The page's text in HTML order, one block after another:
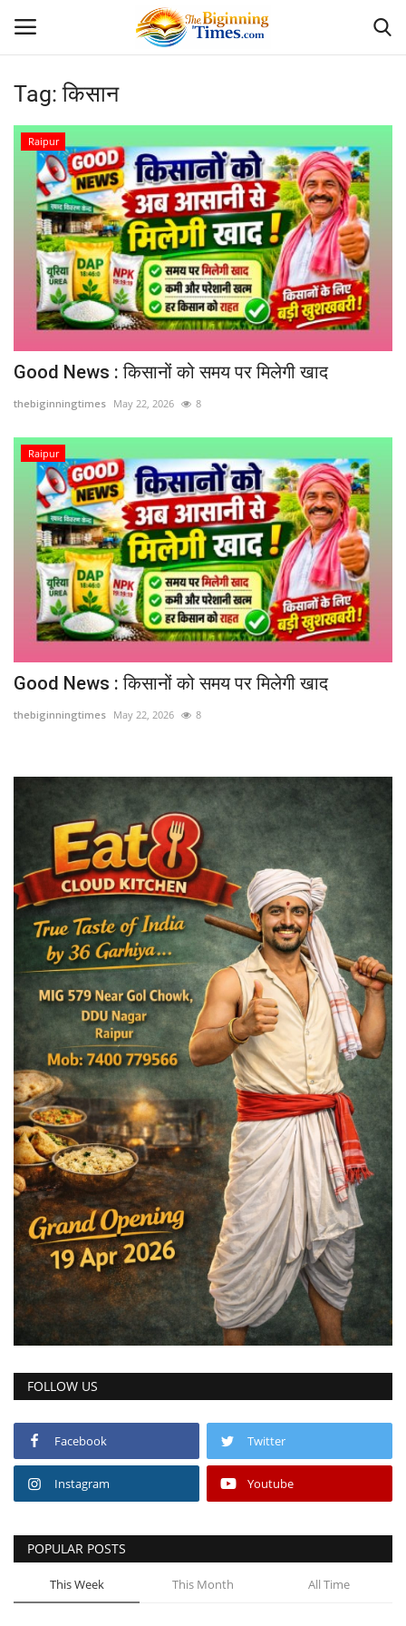
Login
Home
अपराध
Contact
दैनिक पंचांग
दैनिक राशिफल
विदेश
छत्तीसगढ़
राजनीति
बिजनेस
ज्ञान विज्ञान
लाइफ स्टाइल
Gallery
Language
हिंदी
Tag: किसान
Raipur
Good News : किसानों को समय पर मिलेगी खाद
thebiginningtimes May 22, 2026 8
Raipur
Good News : किसानों को समय पर मिलेगी खाद
thebiginningtimes May 22, 2026 8
FOLLOW US
Facebook Twitter
Instagram Youtube
POPULAR POSTS
This Week This Month All Time